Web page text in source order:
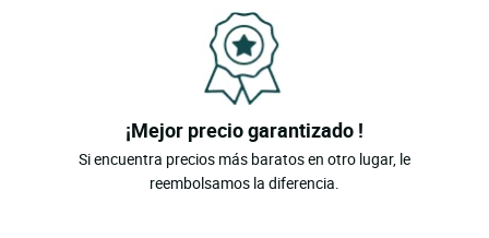
¡Mejor precio garantizado !
Si encuentra precios más baratos en otro lugar, le
reembolsamos la diferencia.